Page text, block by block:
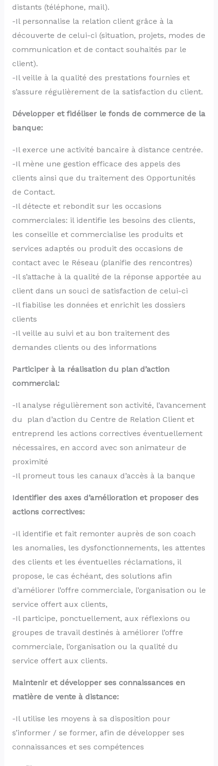
distants (téléphone, mail).
-Il personnalise la relation client grâce à la
découverte de celui-ci (situation, projets, modes de
communication et de contact souhaités par le
client).
-Il veille à la qualité des prestations fournies et
s’assure régulièrement de la satisfaction du client.
Développer et fidéliser le fonds de commerce de la
banque:
-Il exerce une activité bancaire à distance centrée.
-Il mène une gestion efficace des appels des
clients ainsi que du traitement des Opportunités
de Contact.
-Il détecte et rebondit sur les occasions
commerciales: il identifie les besoins des clients,
les conseille et commercialise les produits et
services adaptés ou produit des occasions de
contact avec le Réseau (planifie des rencontres)
-Il s’attache à la qualité de la réponse apportée au
client dans un souci de satisfaction de celui-ci
-Il fiabilise les données et enrichit les dossiers
clients
-Il veille au suivi et au bon traitement des
demandes clients ou des informations
Participer à la réalisation du plan d’action
commercial:
-Il analyse régulièrement son activité, l’avancement
du plan d’action du Centre de Relation Client et
entreprend les actions correctives éventuellement
nécessaires, en accord avec son animateur de
proximité
-Il promeut tous les canaux d’accès à la banque
Identifier des axes d’amélioration et proposer des
actions correctives:
-Il identifie et fait remonter auprès de son coach
les anomalies, les dysfonctionnements, les attentes
des clients et les éventuelles réclamations, il
propose, le cas échéant, des solutions afin
d’améliorer l’offre commerciale, l’organisation ou le
service offert aux clients,
-Il participe, ponctuellement, aux réflexions ou
groupes de travail destinés à améliorer l’offre
commerciale, l’organisation ou la qualité du
service offert aux clients.
Maintenir et développer ses connaissances en
matière de vente à distance:
-Il utilise les moyens à sa disposition pour
s’informer / se former, afin de développer ses
connaissances et ses compétences